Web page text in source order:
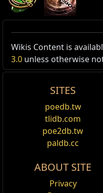
Active Type: Attack,
Trapped, Area,
화염 피해 추가 보조
적을 명중하는 모
영감 보조
모든 스킬에 적용
밀어내기 보조
적을 명중하는 모
레
소모:
추가 피해
어가 장착한 양손 검의
휘두릅니다. 각 복제본
인 피
기본 반
base
Wikis Content is
3.0 unless otherwise
SITES
poedb.tw
tlidb.com
poe2db.tw
paldb.cc
ABOUT SITE
Privacy